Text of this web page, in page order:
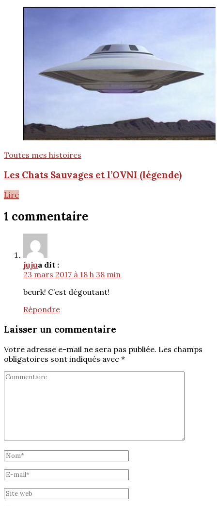
Toutes mes histoires
Les Chats Sauvages et l’OVNI (légende)
Lire
1 commentaire
jujua dit :
23 mars 2017 à 18 h 38 min
beurk! C’est dégoutant!
Répondre
Laisser un commentaire
Votre adresse e-mail ne sera pas publiée. Les champs
obligatoires sont indiqués avec *